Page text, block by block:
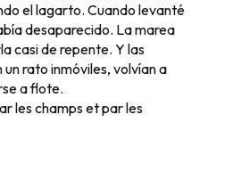
el lagarto. Cuando levanté
desaparecido. La marea
casi de repente. Y las
rato inmóviles, volvían a
a flote.
les champs et par les